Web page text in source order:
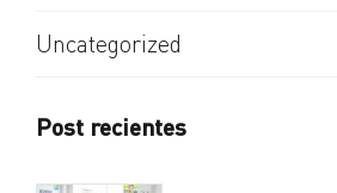
Uncategorized
Post recientes